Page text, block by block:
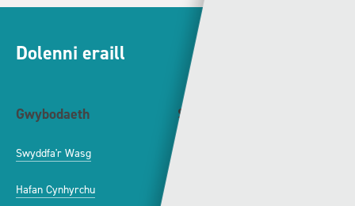
Dolenni eraill
Gwybodaeth
Swyddfa'r Wasg
Hafan Cynhyrchu
S4C